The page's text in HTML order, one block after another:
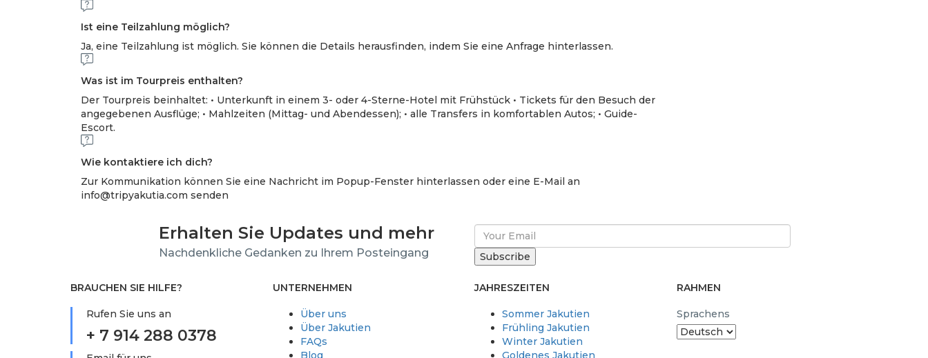
Ist eine Teilzahlung möglich?
Ja, eine Teilzahlung ist möglich. Sie können die Details herausfinden, indem Sie eine Anfrage hinterlassen.
Was ist im Tourpreis enthalten?
Der Tourpreis beinhaltet: • Unterkunft in einem 3- oder 4-Sterne-Hotel mit Frühstück • Tickets für den Besuch der
angegebenen Ausflüge; • Mahlzeiten (Mittag- und Abendessen); • alle Transfers in komfortablen Autos; • Guide-
Escort.
Wie kontaktiere ich dich?
Zur Kommunikation können Sie eine Nachricht im Popup-Fenster hinterlassen oder eine E-Mail an
info@tripyakutiа.com senden
Erhalten Sie Updates und mehr
Nachdenkliche Gedanken zu Ihrem Posteingang
BRAUCHEN SIE HILFE?
Rufen Sie uns an
+ 7 914 288 0378
UNTERNEHMEN
Über uns
Über Jakutien
FAQs
Blog
JAHRESZEITEN
Sommer Jakutien
Frühling Jakutien
Winter Jakutien
Goldenes Jakutien
RAHMEN
Sprachens